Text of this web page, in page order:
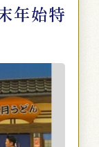
年始特